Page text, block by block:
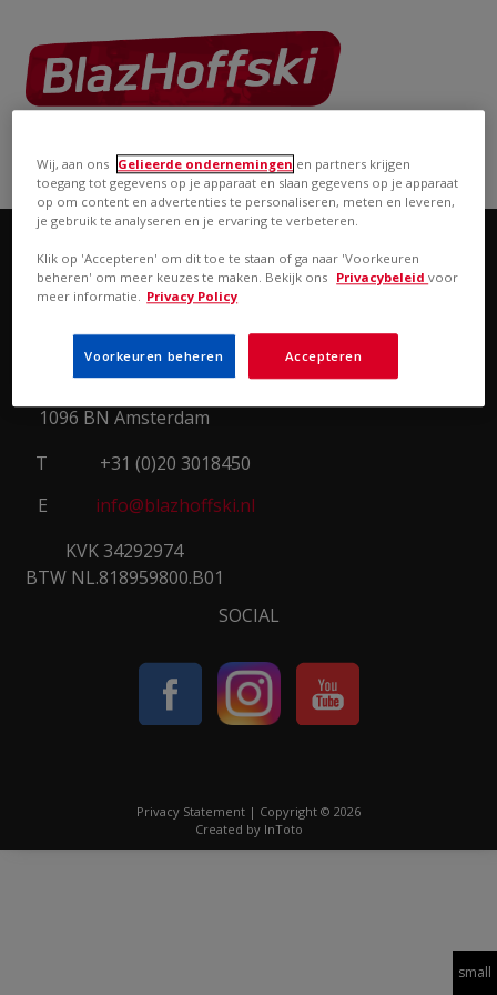
aWarner Bros.company
CONTACT
BlazHoffski Productions
BV
1096 BN Amsterdam
T
+31 (0)20 3018450
E
info@blazhoffski.nl
KVK 34292974
BTW NL.818959800.B01
VACATURES
SOCIAL
Privacy Statement | Copyright © 2026
Created by InToto
Wij, aan ons Gelieerde ondernemingen en partners krijgen
toegang tot gegevens op je apparaat en slaan gegevens op je apparaat
op om content en advertenties te personaliseren, meten en leveren,
je gebruik te analyseren en je ervaring te verbeteren.
Klik op 'Accepteren' om dit toe te staan of ga naar 'Voorkeuren
beheren' om meer keuzes te maken. Bekijk ons Privacybeleidvoor
meer informatie. Privacy Policy
Accepteren
Voorkeuren beheren